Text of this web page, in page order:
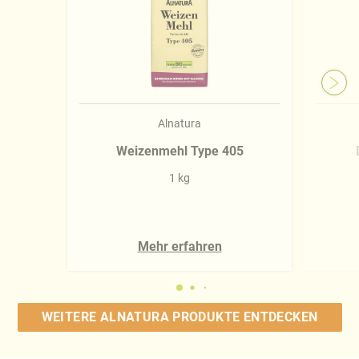
Alnatura
Weizenmehl Type 405
1 kg
Mehr erfahren
WEITERE ALNATURA PRODUKTE ENTDECKEN